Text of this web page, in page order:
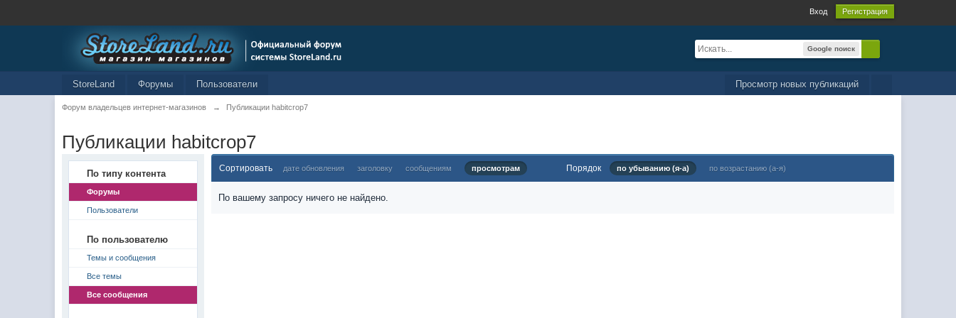
Вход Регистрация
Google поиск
Просмотр новых публикаций
StoreLand Форумы Пользователи
Форум владельцев интернет-магазинов → Публикации habitcrop7
Публикации habitcrop7
По типу контента
Форумы
Пользователи
По пользователю
Темы и сообщения
Все темы
Все сообщения
Сортировать дате обновления заголовку сообщениям просмотрам Порядок по убыванию (я-а) по возрастанию (а-я)
По вашему запросу ничего не найдено.